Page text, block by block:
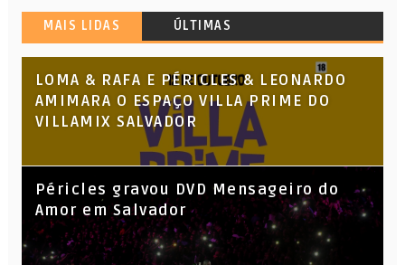
MAIS LIDAS ÚLTIMAS
LOMA & RAFA E PÉRICLES & LEONARDO
AMIMARA O ESPAÇO VILLA PRIME DO
VILLAMIX SALVADOR
Péricles gravou DVD Mensageiro do
Amor em Salvador